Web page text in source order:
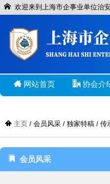
欢迎来到上海市企事业单位治
网站首页 协会介
主页 / 会员风采 / 独家特稿 /
会员风采